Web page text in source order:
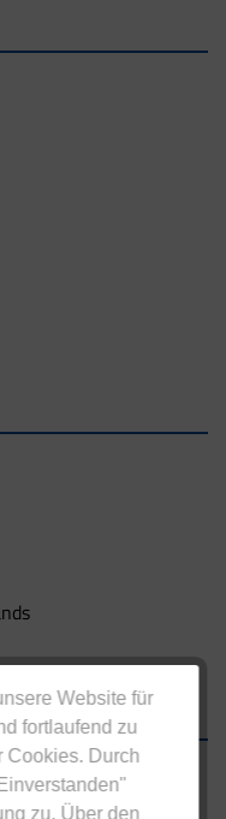
Website für
fortlaufend zu
Cookies. Durch
zu. Über den